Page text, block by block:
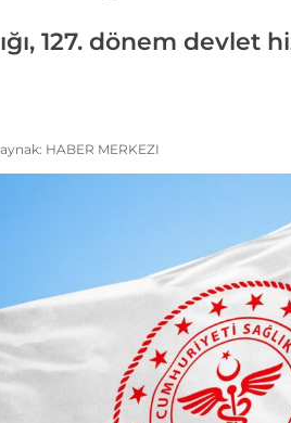
127. dönem
HABER MERKEZI